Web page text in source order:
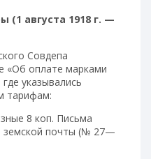
августа 1918 г. —
Совдепа
«Об оплате марками
указывались
тарифам:
8 коп. Письма
земской почты (№ 27—